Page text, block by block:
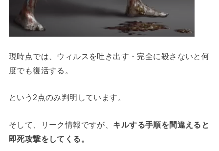
現時点では、ウィルスを吐き出す・完全に殺さないと何
度でも復活する。
という2点のみ判明しています。
そして、リーク情報ですが、 キルする手順を間違えると
即死攻撃をしてくる。